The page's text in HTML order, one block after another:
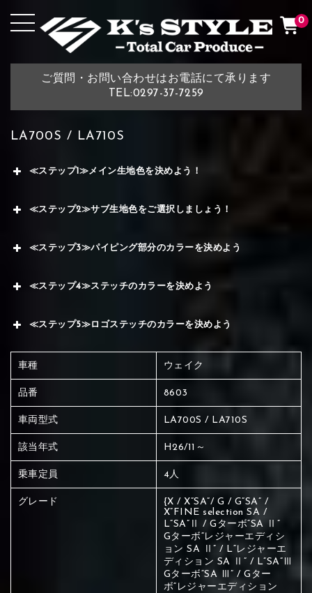
ご質問・お問い合わせはお電話にて承ります
TEL:0297-37-7259
0
LA700S / LA710S
≪ステップ1≫メイン生地色を決めよう！
≪ステップ2≫サブ生地色をご選択しましょう！
≪ステップ3≫パイピング部分のカラーを決めよう
≪ステップ4≫ステッチのカラーを決めよう
≪ステップ5≫ロゴステッチのカラーを決めよう
車種 ウェイク
品番 8603
車両型式 LA700S / LA710S
該当年式 H26/11～
乗車定員 4人
グレード
{X / X”SA”/ G / G”SA” /
X”FINE selection SA /
L”SA”Ⅱ / Gターボ“SA Ⅱ”
Gターボ“レジャーエディシ
ョン SA Ⅱ” / L“レジャーエ
ディション SA Ⅱ” / L”SA”Ⅲ
Gターボ“SA Ⅲ” / Gター
ボ“レジャーエディション